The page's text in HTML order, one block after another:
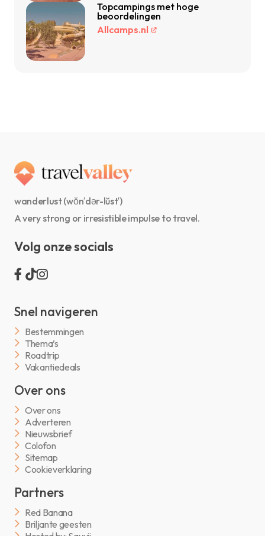
Topcampings met hoge
beoordelingen
Allcamps.nl
wanderlust (wŏn′dər-lŭst′)
A very strong or irresistible impulse to travel.
Volg onze socials
Snel navigeren
Bestemmingen
Thema’s
Roadtrip
Vakantiedeals
Over ons
Over ons
Adverteren
Nieuwsbrief
Colofon
Sitemap
Cookieverklaring
Partners
Red Banana
Briljante geesten